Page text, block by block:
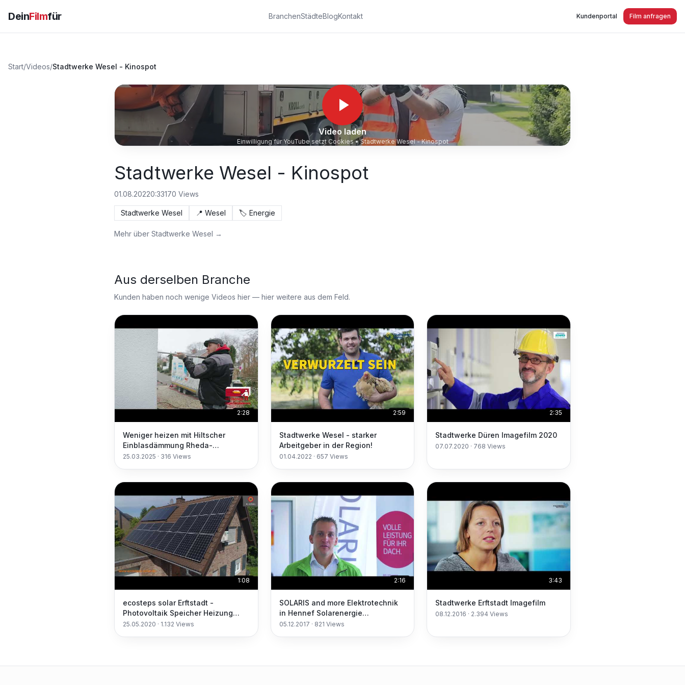
DeinFilmfür BranchenStädteBlogKontakt Kundenportal Film anfragen
Start/Videos/Stadtwerke Wesel - Kinospot
Video laden
Einwilligung für YouTube setzt Cookies •Stadtwerke Wesel - Kinospot
Stadtwerke Wesel - Kinospot
01.08.20220:33170 Views
Stadtwerke Wesel 📍 Wesel 🏷️ Energie
Mehr über Stadtwerke Wesel →
Aus derselben Branche
Kunden haben noch wenige Videos hier — hier weitere aus dem Feld.
2:28
Weniger heizen mit Hiltscher
Einblasdämmung Rheda-
Wiedenbrück! Energie sparen mit
25.03.2025 · 316 Views
2:59
Stadtwerke Wesel - starker
Arbeitgeber in der Region!
01.04.2022 · 657 Views
2:35
Stadtwerke Düren Imagefilm 2020
07.07.2020 · 768 Views
1:08
ecosteps solar Erftstadt -
Photovoltaik Speicher Heizung
Wärme Energie
25.05.2020 · 1.132 Views
2:16
SOLARIS and more Elektrotechnik
in Hennef Solarenergie
Wärmeenergie Windenergie
05.12.2017 · 821 Views
3:43
Stadtwerke Erftstadt Imagefilm
08.12.2016 · 2.394 Views